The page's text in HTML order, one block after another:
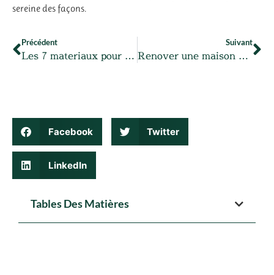
sereine des façons.
Précédent
Les 7 materiaux pour un revetement de sol de garage
Suivant
Renover une maison ancienne, comment bien y parvenir ?
Facebook Twitter
LinkedIn
Tables Des Matières